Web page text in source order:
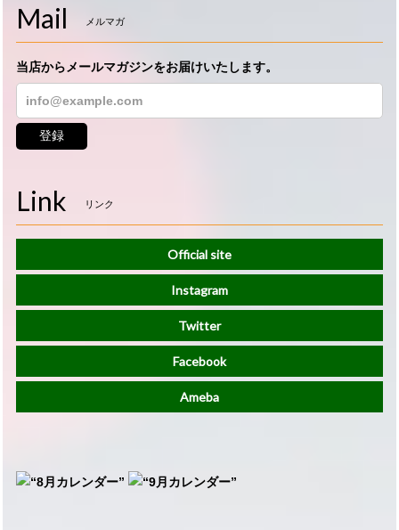
Mail メルマガ
当店からメールマガジンをお届けいたします。
登録
Link リンク
Official site
Instagram
Twitter
Facebook
Ameba